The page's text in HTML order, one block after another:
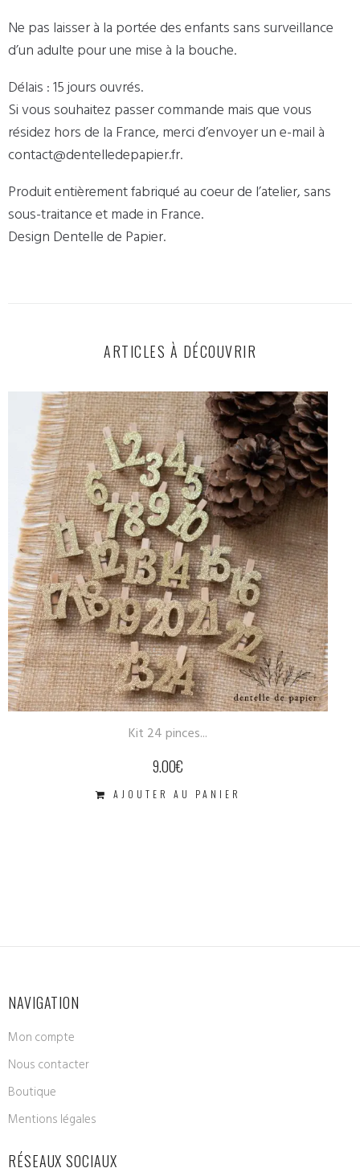
Ne pas laisser à la portée des enfants sans surveillance
d’un adulte pour une mise à la bouche.
Délais : 15 jours ouvrés.
Si vous souhaitez passer commande mais que vous
résidez hors de la France, merci d’envoyer un e-mail à
contact@dentelledepapier.fr.
Produit entièrement fabriqué au coeur de l’atelier, sans
sous-traitance et made in France.
Design Dentelle de Papier.
ARTICLES À DÉCOUVRIR
This kitchen is...
40.00€
LIRE LA SUITE
NAVIGATION
Mon compte
Nous contacter
Boutique
Mentions légales
RÉSEAUX SOCIAUX